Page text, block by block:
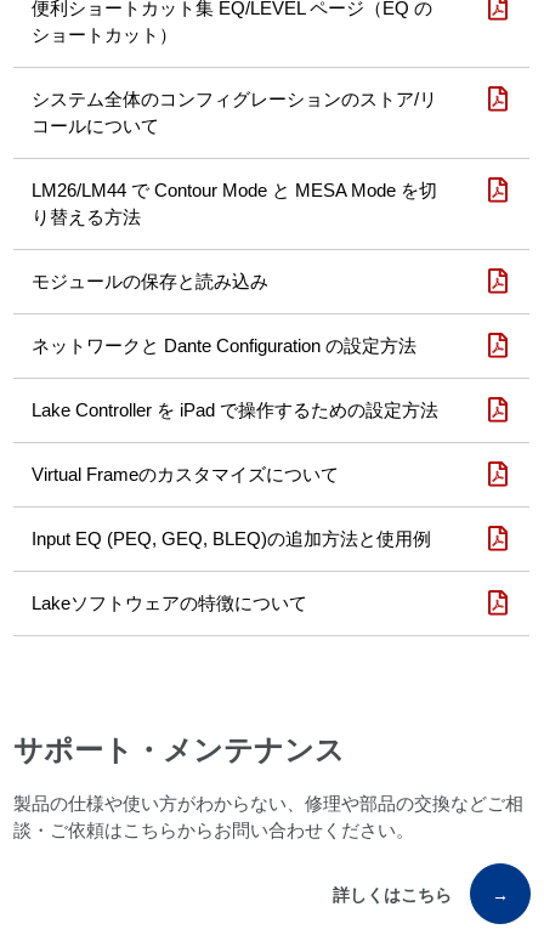
便利ショートカット集 EQ/LEVEL ページ（EQ の
ショートカット）
システム全体のコンフィグレーションのストア/リ
コールについて
LM26/LM44 で Contour Mode と MESA Mode を切
り替える方法
モジュールの保存と読み込み
ネットワークと Dante Configuration の設定方法
Lake Controller を iPad で操作するための設定方法
Virtual Frameのカスタマイズについて
Input EQ (PEQ, GEQ, BLEQ)の追加方法と使用例
Lakeソフトウェアの特徴について
サポート・メンテナンス
製品の仕様や使い方がわからない、修理や部品の交換などご相
談・ご依頼はこちらからお問い合わせください。
詳しくはこちら →